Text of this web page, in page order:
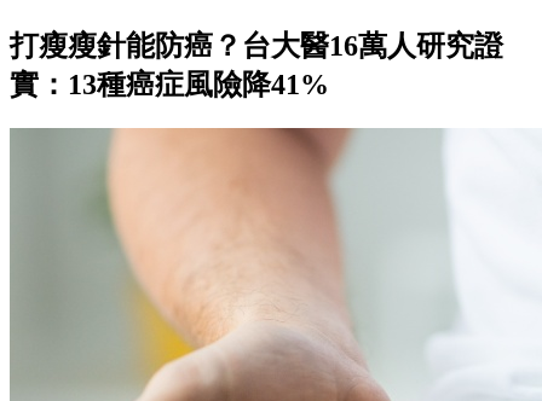
打瘦瘦針能防癌？台大醫16萬人研究證
實：13種癌症風險降41%